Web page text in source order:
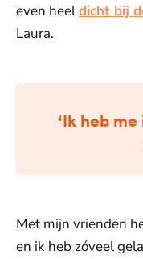
even heeldicht bij
Laura.
‘Ik heb
Met mijn vrienden
en ik heb zóveel